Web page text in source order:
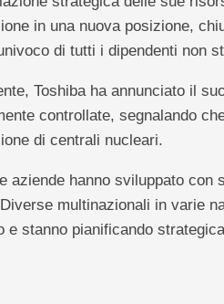
in una nuova posizione,
di tutti i dipendenti non
Toshiba ha annunciato il
controllate, segnalando
di centrali nucleari.
aziende hanno sviluppato
multinazionali in varie
e stanno pianificando